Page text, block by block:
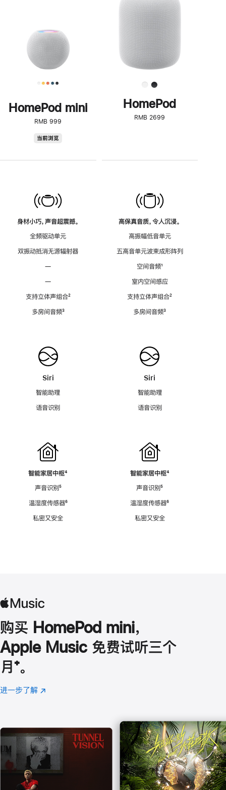
HomePod mini
RMB 999
当前浏览
身材小巧，声音超震撼。
全频驱动单元
双振动抵消无源辐射器
—
—
支持立体声组合脚
²
多房间音频脚
³
Siri
智能助理
语音识别
智能家居中枢脚
⁴
声音识别脚
⁵
温湿度传感器脚
⁶
私密又安全
了
解
HomePod<
HomePod
RMB 2699
高保真音质，令人沉浸。
高振幅低音单元
五高音单元波束成形阵列
空间音频脚
¹
室内空间感应
支持立体声组合脚
²
多房间音频脚
³
Siri
智能助理
语音识别
智能家居中枢脚
⁴
声音识别脚
⁵
温湿度传感器脚
⁶
私密又安全
购买 HomePod mini，
Apple Music 免费试听三个
月 脚
注
⁺。
进一步了解 Apple
(在
口
中
打
开)